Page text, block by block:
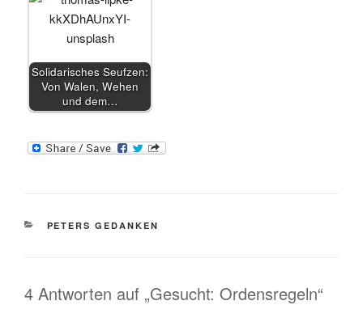
Solidarisches Seufzen:
Von Walen, Wehen
und dem…
KATEGORIEN
PETERS GEDANKEN
4 Antworten auf „Gesucht: Ordensregeln“